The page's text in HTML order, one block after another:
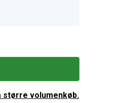
større volumenkøb.